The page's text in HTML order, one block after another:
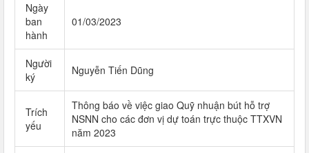
Ngày
ban
hành
01/03/2023
Người
ký
Nguyễn Tiến Dũng
Trích
yếu
Thông báo về việc giao Quỹ nhuận bút hỗ trợ
NSNN cho các đơn vị dự toán trực thuộc TTXVN
năm 2023